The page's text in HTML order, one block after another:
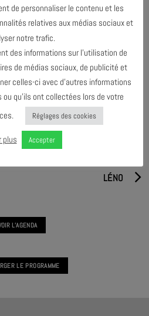
LÉNO
L'AGENDA
LE PROGRAMME
de personnaliser le contenu et les
relatives aux médias sociaux et
notre trafic.
des informations sur l’utilisation de
de médias sociaux, de publicité et
celles-ci avec d’autres informations
ou qu’ils ont collectées lors de votre
Réglages des cookies
plus Accepter